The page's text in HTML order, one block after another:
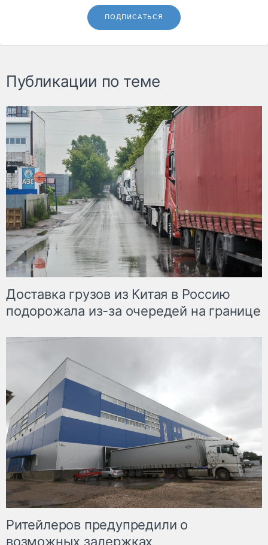
ПОДПИСАТЬСЯ
Публикации по теме
Доставка грузов из Китая в Россию
подорожала из-за очередей на границе
Ритейлеров предупредили о
возможных задержках